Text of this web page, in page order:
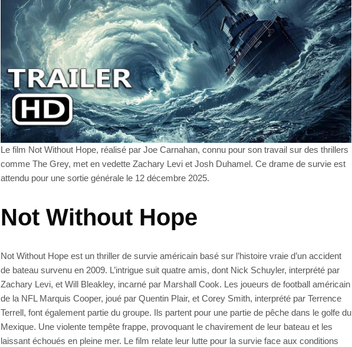
Le film Not Without Hope, réalisé par Joe Carnahan, connu pour son travail sur des thrillers
comme The Grey, met en vedette Zachary Levi et Josh Duhamel. Ce drame de survie est
attendu pour une sortie générale le 12 décembre 2025.
Not Without Hope
Not Without Hope est un thriller de survie américain basé sur l’histoire vraie d’un accident
de bateau survenu en 2009. L’intrigue suit quatre amis, dont Nick Schuyler, interprété par
Zachary Levi, et Will Bleakley, incarné par Marshall Cook. Les joueurs de football américain
de la NFL Marquis Cooper, joué par Quentin Plair, et Corey Smith, interprété par Terrence
Terrell, font également partie du groupe. Ils partent pour une partie de pêche dans le golfe du
Mexique. Une violente tempête frappe, provoquant le chavirement de leur bateau et les
laissant échoués en pleine mer. Le film relate leur lutte pour la survie face aux conditions